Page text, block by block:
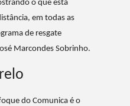
o que está
em todas as
de resgate
Marcondes Sobrinho.
do Comunica é o